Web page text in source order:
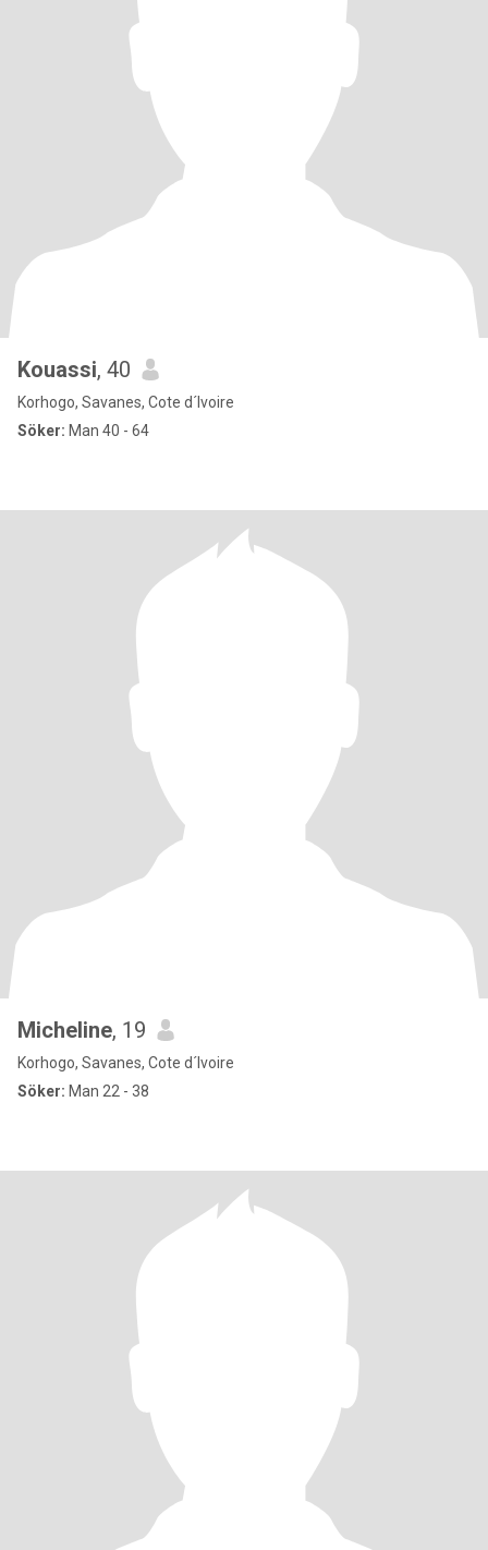
Kouassi, 40
Korhogo, Savanes, Cote d´Ivoire
Söker: Man 40 - 64
Micheline, 19
Korhogo, Savanes, Cote d´Ivoire
Söker: Man 22 - 38